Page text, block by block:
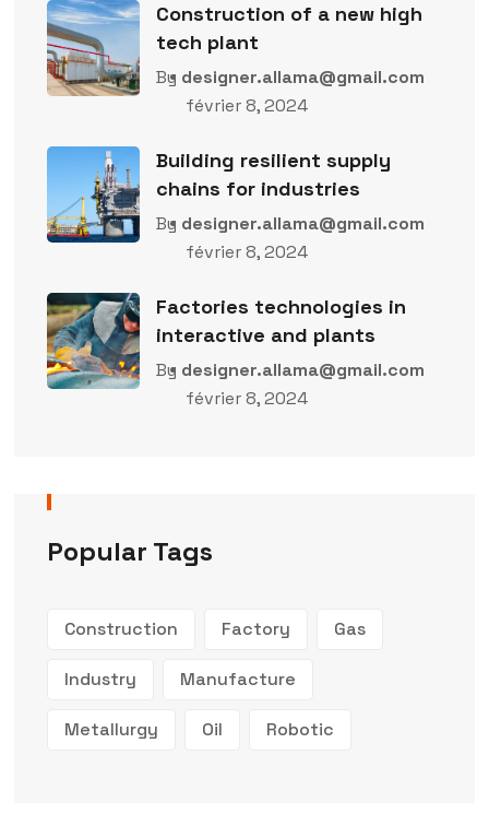
Construction of a new high
tech plant
By designer.allama@gmail.com
février 8, 2024
Building resilient supply
chains for industries
By designer.allama@gmail.com
février 8, 2024
Factories technologies in
interactive and plants
By designer.allama@gmail.com
février 8, 2024
Popular Tags
Construction Factory Gas
Industry Manufacture
Metallurgy Oil Robotic